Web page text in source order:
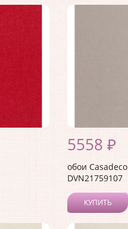
5558 ₽
обои
DVN21759107
КУПИТЬ